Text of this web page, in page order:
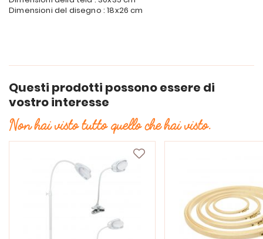
Dimensioni del disegno : 18x26 cm
Questi prodotti possono essere di
vostro interesse
Non hai visto tutto quello che hai visto.